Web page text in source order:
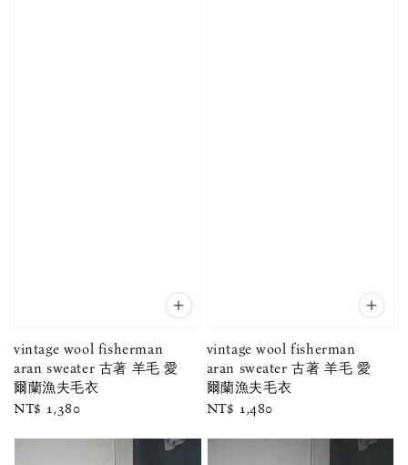
vintage wool fisherman
aran sweater 古著 羊毛 愛
爾蘭漁夫毛衣
Regular
NT$ 1,380
vintage wool fisherman
aran sweater 古著 羊毛 愛
爾蘭漁夫毛衣
Regular
NT$ 1,480